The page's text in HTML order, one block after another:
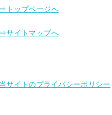
⇒トップページへ
⇒サイトマップへ
当サイトのプライバシーポリシー